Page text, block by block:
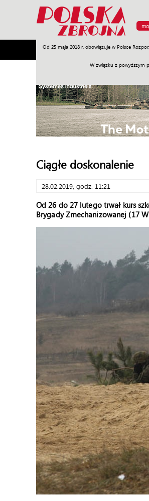
Od 25 maja 2018 r. obowiązuje w Polsce
W związku z powyższym
Armia Poligon Sprzęt
Ciągłe doskonalenie
28.02.2019, godz. 11:21
Od 26 do 27 lutego trwał kurs
Brygady Zmechanizowanej (17